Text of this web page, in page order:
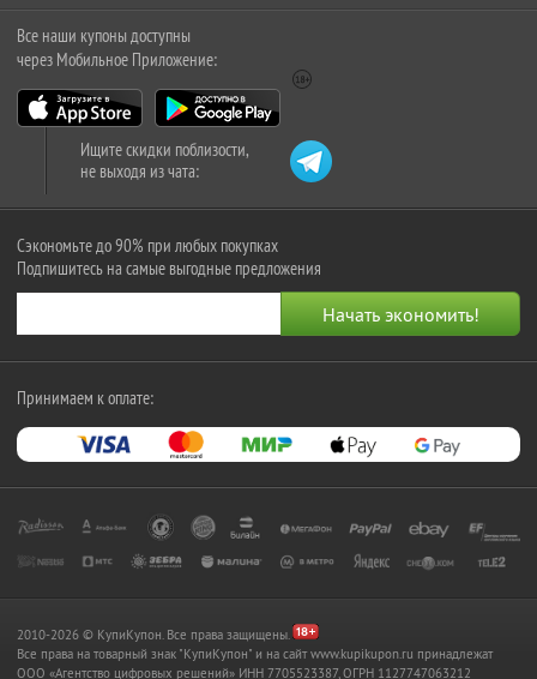
Все наши купоны доступны
через Мобильное Приложение:
Ищите скидки поблизости,
не выходя из чата:
Сэкономьте до 90% при любых покупках
Подпишитесь на самые выгодные предложения
Принимаем к оплате:
2010-2026 © КупиКупон. Все права защищены.
Все права на товарный знак "КупиКупон" и на сайт www.kupikupon.ru принадлежат
OOO «Агентство цифровых решений» ИНН 7705523387, ОГРН 1127747063212